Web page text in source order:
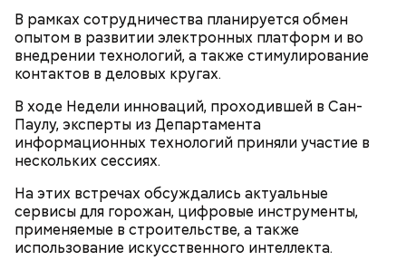
В рамках сотрудничества планируется обмен
опытом в развитии электронных платформ и во
внедрении технологий, а также стимулирование
контактов в деловых кругах.
В ходе Недели инноваций, проходившей в Сан-
Паулу, эксперты из Департамента
информационных технологий приняли участие в
нескольких сессиях.
На этих встречах обсуждались актуальные
сервисы для горожан, цифровые инструменты,
применяемые в строительстве, а также
использование искусственного интеллекта.
— К поклонникам музыкального искусства пришел
настоящий праздник под названием «Московская
осень». Какой музыкальный жанр ни возьми —
всюду премьеры. В какой концертный зал ни
загляни — везде концерты из произведений
советских композиторов, встречи с любимыми
музыкальными коллективами и солистами, — писала
«Вечерняя Москва» о фестивале в 1980 году.